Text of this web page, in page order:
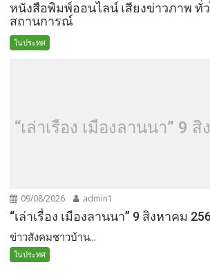
หนังสือพิมพ์ออนไลน์ เสียงข่าวภาพ ทั่
สถานการณ์
ในประทศ
“เล่าเรื่อง เมืองลานนา” 9
09/08/2026 admin1
“เล่าเรื่อง เมืองลานนา” 9 สิงหาคม
ข่าวสังคมชาวบ้าน...
ในประทศ